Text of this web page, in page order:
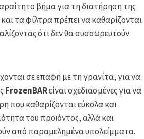
βήμα για τη διατήρηση της
τα φίλτρα πρέπει να καθαρίζονται
ότι δεν θα συσσωρευτούν
σε επαφή με τη γρανίτα, για να
FrozenBARείναι σχεδιασμένες για να
που καθαρίζονται εύκολα και
του προϊόντος, αλλά και
από παραμελημένα υπολείμματα.